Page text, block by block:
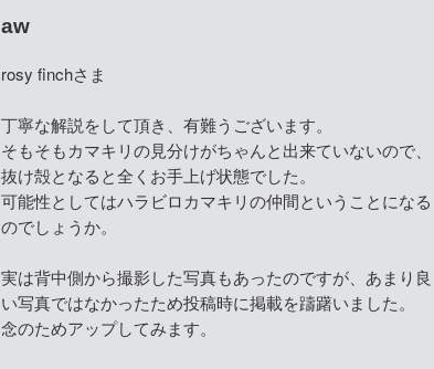
aw
rosy finchさま
丁寧な解説をして頂き、有難うございます。
そもそもカマキリの見分けがちゃんと出来ていないので、
抜け殻となると全くお手上げ状態でした。
可能性としてはハラビロカマキリの仲間ということになる
のでしょうか。
実は背中側から撮影した写真もあったのですが、あまり良
い写真ではなかったため投稿時に掲載を躊躇いました。
念のためアップしてみます。